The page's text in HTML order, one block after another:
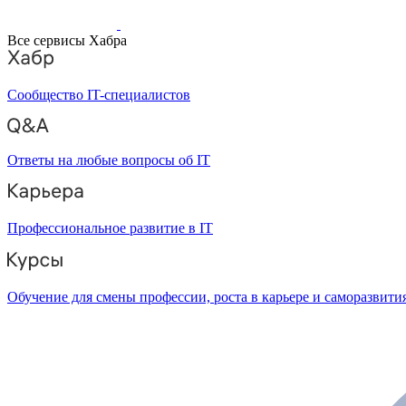
Все сервисы Хабра
Сообщество IT-специалистов
Ответы на любые вопросы об IT
Профессиональное развитие в IT
Обучение для смены профессии, роста в карьере и